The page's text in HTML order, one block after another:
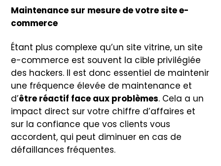
Maintenance sur mesure de votre site e-
commerce
Étant plus complexe qu’un site vitrine, un site
e-commerce est souvent la cible privilégiée
des hackers. Il est donc essentiel de maintenir
une fréquence élevée de maintenance et
d’être réactif face aux problèmes. Cela a un
impact direct sur votre chiffre d’affaires et
sur la confiance que vos clients vous
accordent, qui peut diminuer en cas de
défaillances fréquentes.